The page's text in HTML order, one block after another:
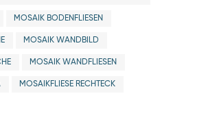
MOSAIK BODENFLIESEN
MOSAIK WANDBILD
MOSAIK WANDFLIESEN
MOSAIKFLIESE RECHTECK